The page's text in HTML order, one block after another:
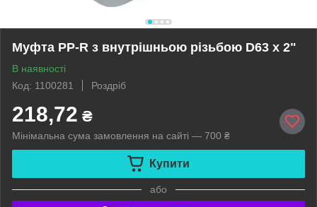
Муфта PP-R з внутрішньою різьбою D63 x 2"
В наявності
Код: 1100281
Роздріб
218,72 ₴
Мінімальна сума замовлення на сайті — 700 ₴
Купити
або